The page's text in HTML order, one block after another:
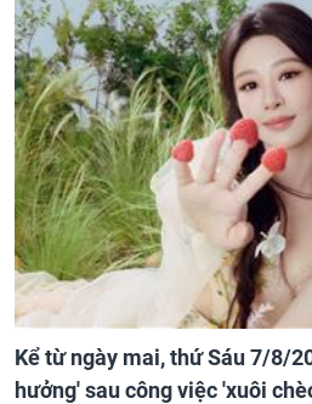
Kể từ ngày mai, thứ Sáu 7/8/
hưởng' sau công việc 'xuôi